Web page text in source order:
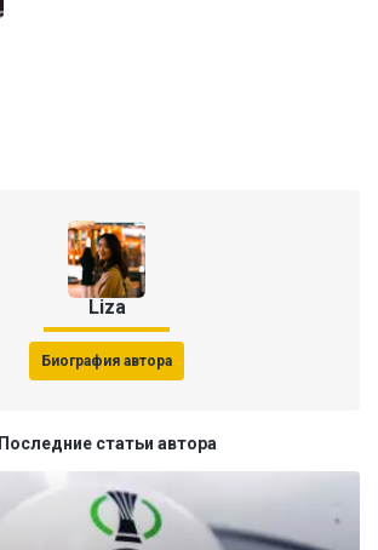
Liza
Биография автора
Последние статьи автора